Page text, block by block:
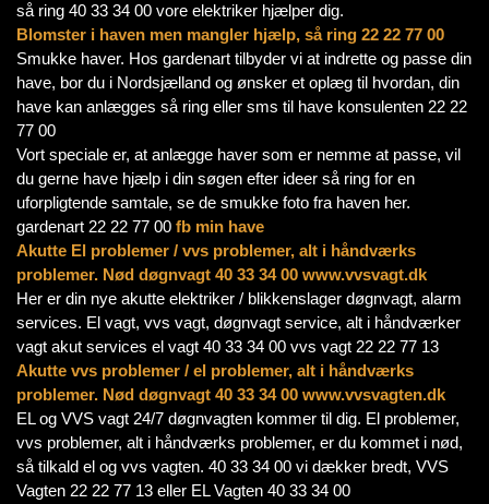
så ring 40 33 34 00 vore elektriker hjælper dig.
Blomster i haven men mangler hjælp, så ring 22 22 77 00
Smukke haver. Hos gardenart tilbyder vi at indrette og passe din
have, bor du i Nordsjælland og ønsker et oplæg til hvordan, din
have kan anlægges så ring eller sms til have konsulenten 22 22
77 00
Vort speciale er, at anlægge haver som er nemme at passe, vil
du gerne have hjælp i din søgen efter ideer så ring for en
uforpligtende samtale, se de smukke foto fra haven her.
gardenart 22 22 77 00 fb min have
Akutte El problemer / vvs problemer, alt i håndværks
problemer. Nød døgnvagt 40 33 34 00 www.vvsvagt.dk
Her er din nye akutte elektriker / blikkenslager døgnvagt, alarm
services. El vagt, vvs vagt, døgnvagt service, alt i håndværker
vagt akut services el vagt 40 33 34 00 vvs vagt 22 22 77 13
Akutte vvs problemer / el problemer, alt i håndværks
problemer. Nød døgnvagt 40 33 34 00 www.vvsvagten.dk
EL og VVS vagt 24/7 døgnvagten kommer til dig. El problemer,
vvs problemer, alt i håndværks problemer, er du kommet i nød,
så tilkald el og vvs vagten. 40 33 34 00 vi dækker bredt, VVS
Vagten 22 22 77 13 eller EL Vagten 40 33 34 00